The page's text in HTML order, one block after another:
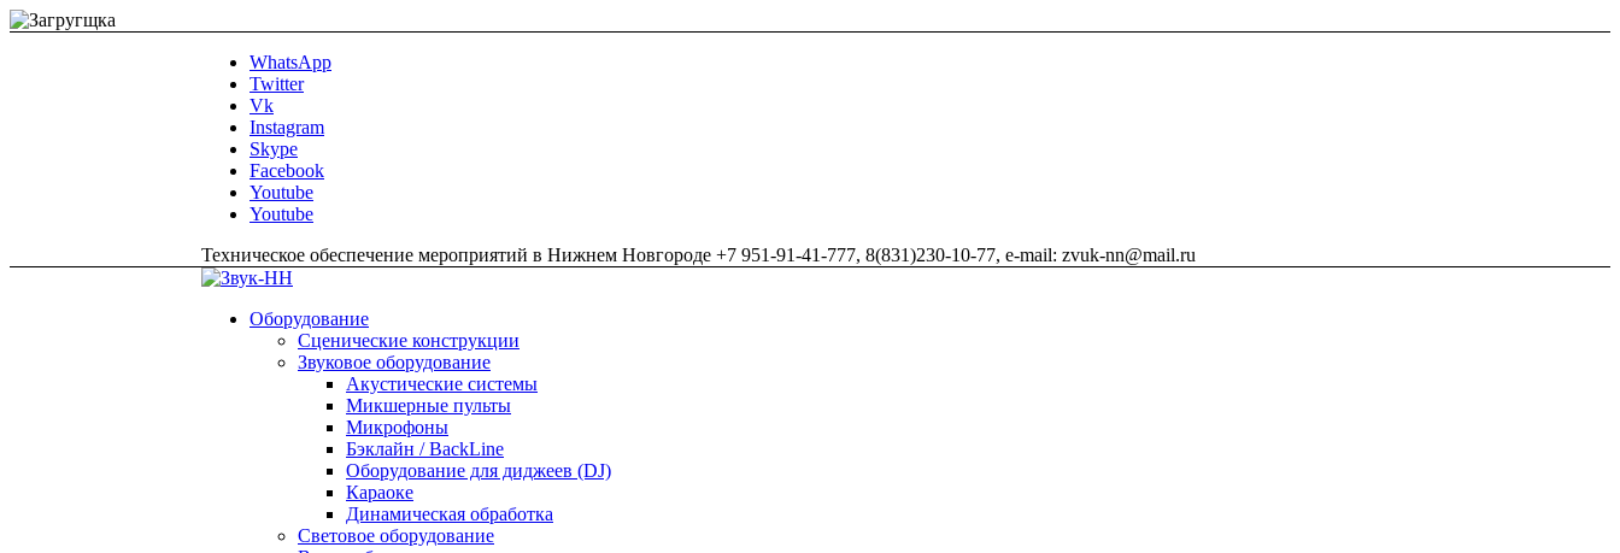
WhatsApp
Twitter
Vk
Instagram
Skype
Facebook
Youtube
Youtube
Техническое обеспечение мероприятий в Нижнем Новгороде +7 951-91-41-777, 8(831)230-10-77, e-mail: zvuk-nn@mail.ru
Оборудование
Сценические конструкции
Звуковое оборудование
Акустические системы
Микшерные пульты
Микрофоны
Бэклайн / BackLine
Оборудование для диджеев (DJ)
Караоке
Динамическая обработка
Световое оборудование